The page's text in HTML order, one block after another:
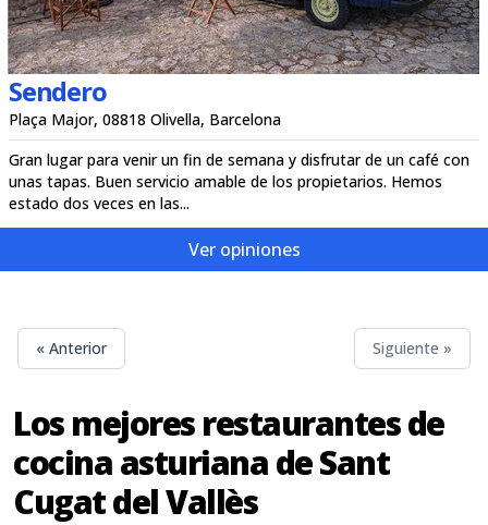
Sendero
Plaça Major, 08818 Olivella, Barcelona
Gran lugar para venir un fin de semana y disfrutar de un café con
unas tapas. Buen servicio amable de los propietarios. Hemos
estado dos veces en las...
Ver opiniones
« Anterior Siguiente »
Los mejores restaurantes de
cocina asturiana de Sant
Cugat del Vallès